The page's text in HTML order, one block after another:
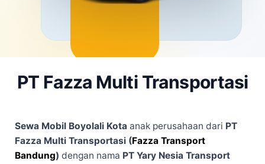
PT Fazza Multi Transportasi
Sewa Mobil Boyolali Kota anak perusahaan dari PT
Fazza Multi Transportasi (Fazza Transport
Bandung) dengan nama PT Yary Nesia Transport